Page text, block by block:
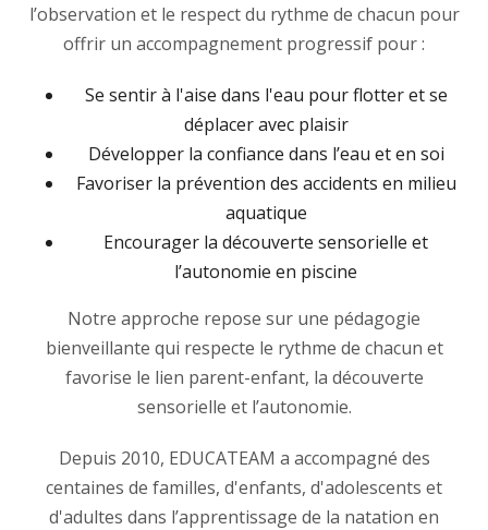
l’observation et le respect du rythme de chacun pour
offrir un accompagnement progressif pour :
Se sentir à l'aise dans l'eau pour flotter et se
déplacer avec plaisir
Développer la confiance dans l’eau et en soi
Favoriser la prévention des accidents en milieu
aquatique
Encourager la découverte sensorielle et
l’autonomie en piscine
Notre approche repose sur une pédagogie
bienveillante qui respecte le rythme de chacun et
favorise le lien parent-enfant, la découverte
sensorielle et l’autonomie.
Depuis 2010, EDUCATEAM a accompagné des
centaines de familles, d'enfants, d'adolescents et
d'adultes dans l’apprentissage de la natation en